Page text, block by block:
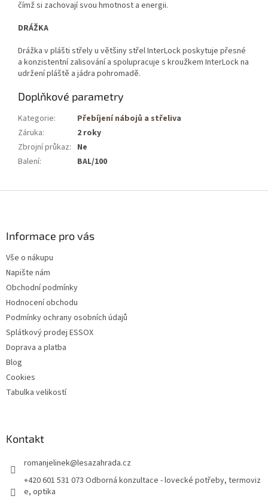
čímž si zachovají svou hmotnost a energii.
DRÁŽKA
Drážka v plášti střely u většiny střel InterLock poskytuje přesné
a konzistentní zalisování a spolupracuje s kroužkem InterLock na
udržení pláště a jádra pohromadě.
Doplňkové parametry
Kategorie:
Přebíjení nábojů a střeliva
Záruka:
2 roky
Zbrojní průkaz: Ne
Balení: BAL/100
Informace pro vás
Vše o nákupu
Napište nám
Obchodní podmínky
Hodnocení obchodu
Podmínky ochrany osobních údajů
Splátkový prodej ESSOX
Doprava a platba
Blog
Cookies
Tabulka velikostí
Kontakt
romanjelinek@lesazahrada.cz
+420 601 531 073 Odborná konzultace - lovecké potřeby, termoviz
e, optika